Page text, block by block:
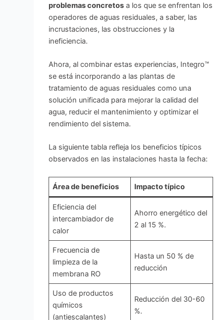
problemas concretosa los que se enfrentan los
operadores de aguas residuales, a saber, las
incrustaciones, las obstrucciones y la
ineficiencia.
Ahora, al combinar estas experiencias, Integro™
se está incorporando a las plantas de
tratamiento de aguas residuales como una
solución unificada para mejorar la calidad del
agua, reducir el mantenimiento y optimizar el
rendimiento del sistema.
La siguiente tabla refleja los beneficios típicos
observados en las instalaciones hasta la fecha:
Área de beneficios Impacto típico
Eficiencia del
intercambiador de
calor
Ahorro energético del
2 al 15 %.
Frecuencia de
limpieza de la
membrana RO
Hasta un 50 % de
reducción
Uso de productos
químicos
(antiescalantes)
Reducción del 30-60
%.